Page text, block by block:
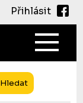
Přihlásit
Main
Hledat